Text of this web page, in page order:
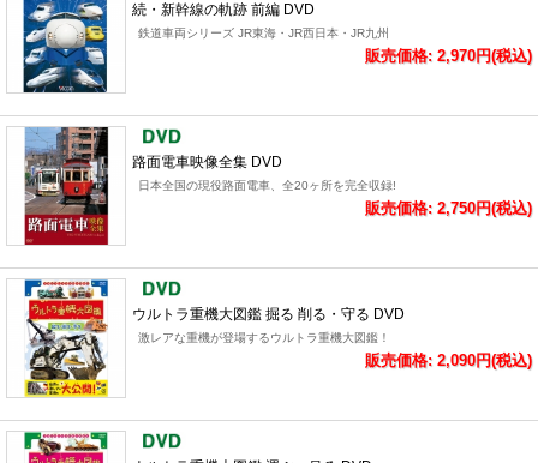
続・新幹線の軌跡 前編 DVD
鉄道車両シリーズ JR東海・JR西日本・JR九州
販売価格: 2,970円(税込)
路面電車映像全集 DVD
日本全国の現役路面電車、全20ヶ所を完全収録!
販売価格: 2,750円(税込)
ウルトラ重機大図鑑 掘る 削る・守る DVD
激レアな重機が登場するウルトラ重機大図鑑！
販売価格: 2,090円(税込)